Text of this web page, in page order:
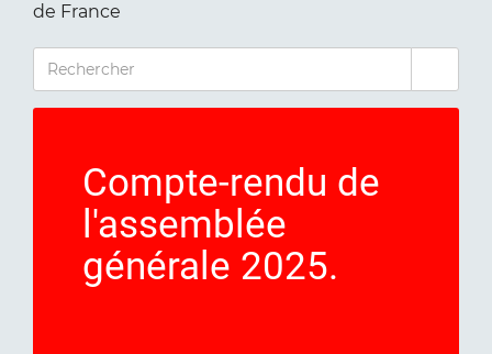
de France
RECHERCHER
Compte-rendu de
l'assemblée
générale 2025.